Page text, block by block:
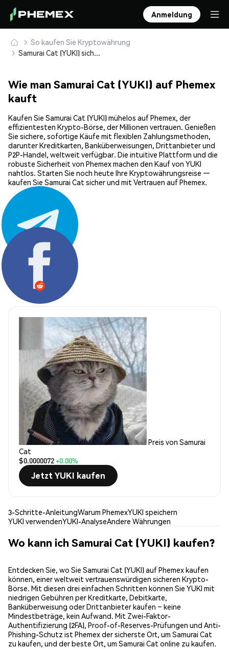
Anmeldung
So kaufen Sie Kryptowährung
Samurai Cat (YUKI) sicher kaufen und speichern
Wie man Samurai Cat (YUKI) auf Phemex
kauft
Kaufen Sie Samurai Cat (YUKI) mühelos auf Phemex, der
effizientesten Krypto-Börse, der Millionen vertrauen. Genießen
Sie sichere, sofortige Käufe mit flexiblen Zahlungsmethoden,
darunter Kreditkarten, Banküberweisungen, Drittanbieter und
P2P-Handel, weltweit verfügbar. Die intuitive Plattform und die
robuste Sicherheit von Phemex machen den Kauf von YUKI
nahtlos. Starten Sie noch heute Ihre Kryptowährungsreise —
kaufen Sie Samurai Cat sicher und mit Vertrauen auf Phemex.
Teilen:
Preis von Samurai
Cat
$0.0000072+0.00%
Jetzt YUKI kaufen
3-Schritte-AnleitungWarum PhemexYUKI speichern
YUKI verwendenYUKI-AnalyseAndere Währungen
Wo kann ich Samurai Cat (YUKI) kaufen?
Entdecken Sie, wo Sie Samurai Cat (YUKI) auf Phemex kaufen
können, einer weltweit vertrauenswürdigen sicheren Krypto-
Börse. Mit diesen drei einfachen Schritten können Sie YUKI mit
niedrigen Gebühren per Kreditkarte, Debitkarte,
Banküberweisung oder Drittanbieter kaufen – keine
Mindestbeträge, kein Aufwand. Mit Zwei-Faktor-
Authentifizierung (2FA), Proof-of-Reserves-Prüfungen und Anti-
Phishing-Schutz ist Phemex der sicherste Ort, um Samurai Cat
zu kaufen, und der beste Ort, um Samurai Cat online zu kaufen.